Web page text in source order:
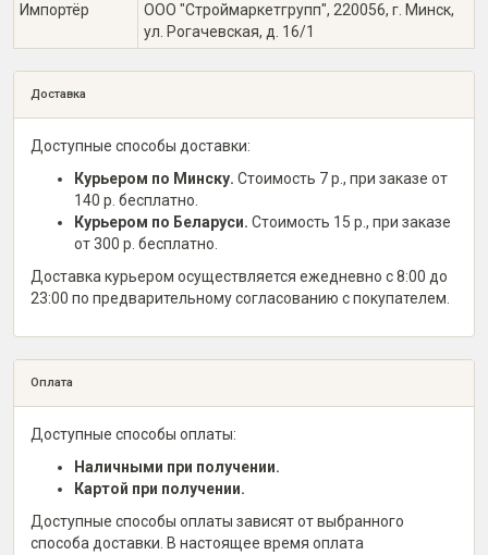
Импортёр
ООО "Строймаркетгрупп", 220056, г. Минск,
ул. Рогачевская, д. 16/1
Доставка
Доступные способы доставки:
Курьером по Минску. Стоимость 7 р., при заказе от
140 р. бесплатно.
Курьером по Беларуси. Стоимость 15 р., при заказе
от 300 р. бесплатно.
Доставка курьером осуществляется ежедневно с 8:00 до
23:00 по предварительному согласованию с покупателем.
Оплата
Доступные способы оплаты:
Наличными при получении.
Картой при получении.
Доступные способы оплаты зависят от выбранного
способа доставки. В настоящее время оплата